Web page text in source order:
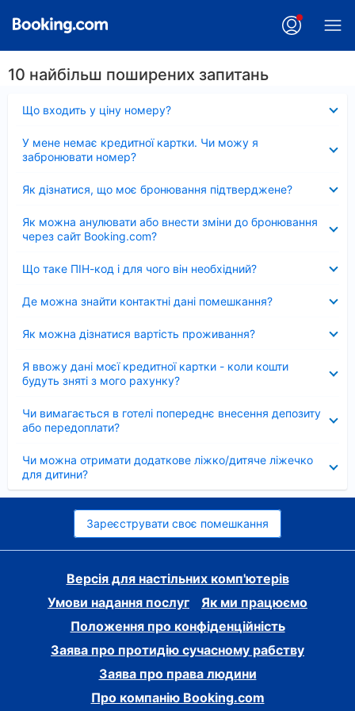
10 найбільш поширених запитань
Що входить у ціну номеру?
У мене немає кредитної картки. Чи можу я
забронювати номер?
Як дізнатися, що моє бронювання підтверджене?
Як можна анулювати або внести зміни до бронювання
через сайт Booking.com?
Що таке ПІН-код і для чого він необхідний?
Де можна знайти контактні дані помешкання?
Як можна дізнатися вартість проживання?
Я ввожу дані моєї кредитної картки - коли кошти
будуть зняті з мого рахунку?
Чи вимагається в готелі попереднє внесення депозиту
або передоплати?
Чи можна отримати додаткове ліжко/дитяче ліжечко
для дитини?
Зареєструвати своє помешкання
Версія для настільних комп'ютерів
Умови надання послуг
Як ми працюємо
Положення про конфіденційність
Заява про протидію сучасному рабству
Заява про права людини
Про компанію Booking.com